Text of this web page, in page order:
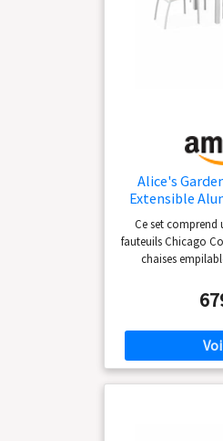
Alice's
Extensible
Chicago
Aluminium 150/
et 6
Ce set comprend
fauteuils Chicago
chaises